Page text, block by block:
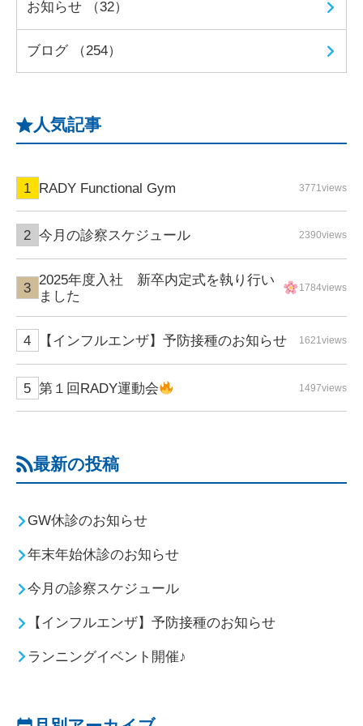
お知らせ （32）
ブログ （254）
人気記事
RADY Functional Gym 3771views
今月の診察スケジュール 2390views
2025年度入社 新卒内定式を執り行い
ました
1784views
【インフルエンザ】予防接種のお知らせ 1621views
第１回RADY運動会 1497views
最新の投稿
GW休診のお知らせ
年末年始休診のお知らせ
今月の診察スケジュール
【インフルエンザ】予防接種のお知らせ
ランニングイベント開催♪